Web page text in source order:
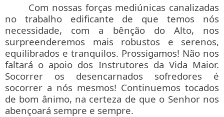
Com nossas forças mediúnicas canalizadas
no trabalho edificante de que temos nós
necessidade, com a bênção do Alto, nos
surpreenderemos mais robustos e serenos,
equilibrados e tranquilos. Prossigamos! Não nos
faltará o apoio dos Instrutores da Vida Maior.
Socorrer os desencarnados sofredores é
socorrer a nós mesmos! Continuemos tocados
de bom ânimo, na certeza de que o Senhor nos
abençoará sempre e sempre.